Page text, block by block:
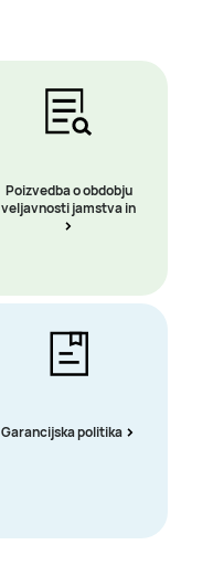
Poizvedba o obdobju
veljavnosti jamstva in
Garancijska politika